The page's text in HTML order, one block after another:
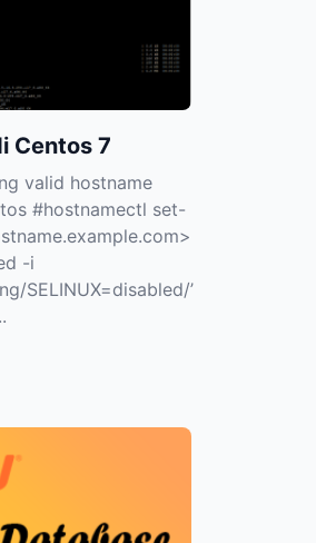
Centos 7
valid hostname
#hostnamectl set-
-i
SELINUX=disabled/’